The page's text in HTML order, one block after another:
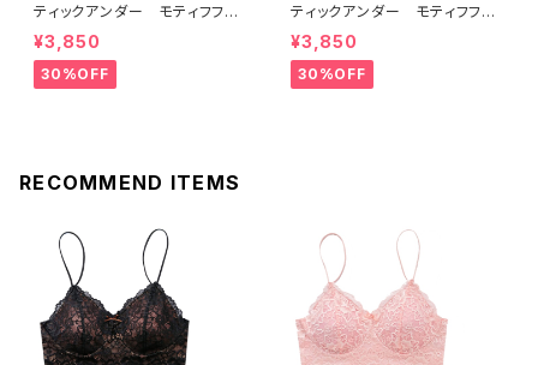
ティックアンダー モティフフル
ール ブラジャー（レモネード）
D2255 送料無料
¥3,850
30%OFF
ティックアンダー モティフフル
ール ブラジャー（ブルー）D22
55
¥3,850
30%OFF
RECOMMEND ITEMS